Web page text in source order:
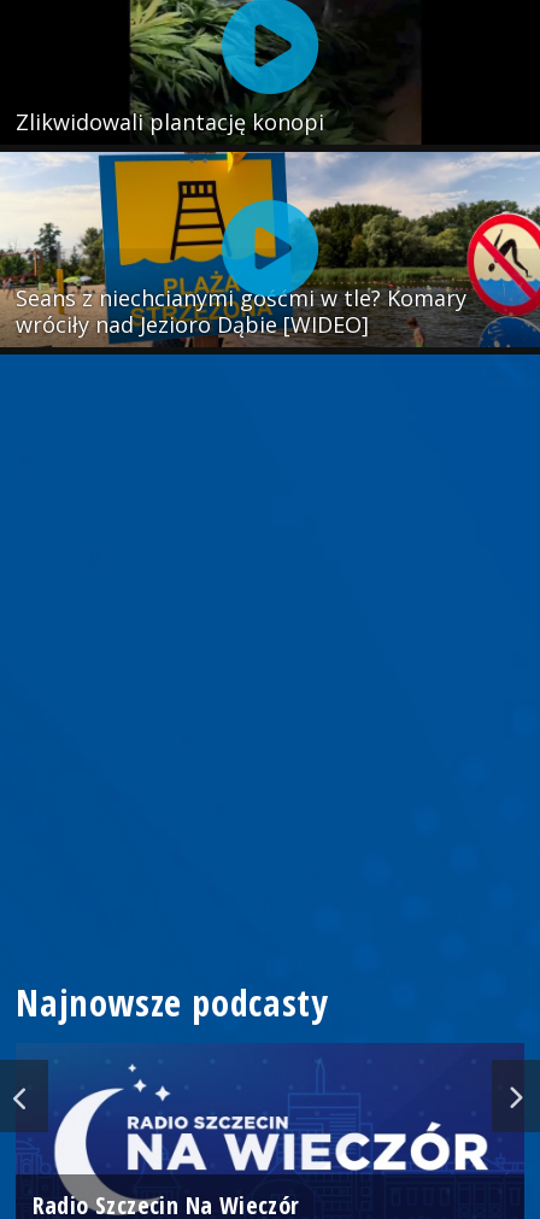
Zlikwidowali plantację konopi
Seans z niechcianymi gośćmi w tle? Komary
wróciły nad Jezioro Dąbie [WIDEO]
Najnowsze podcasty
Radio Szczecin Na Wieczór